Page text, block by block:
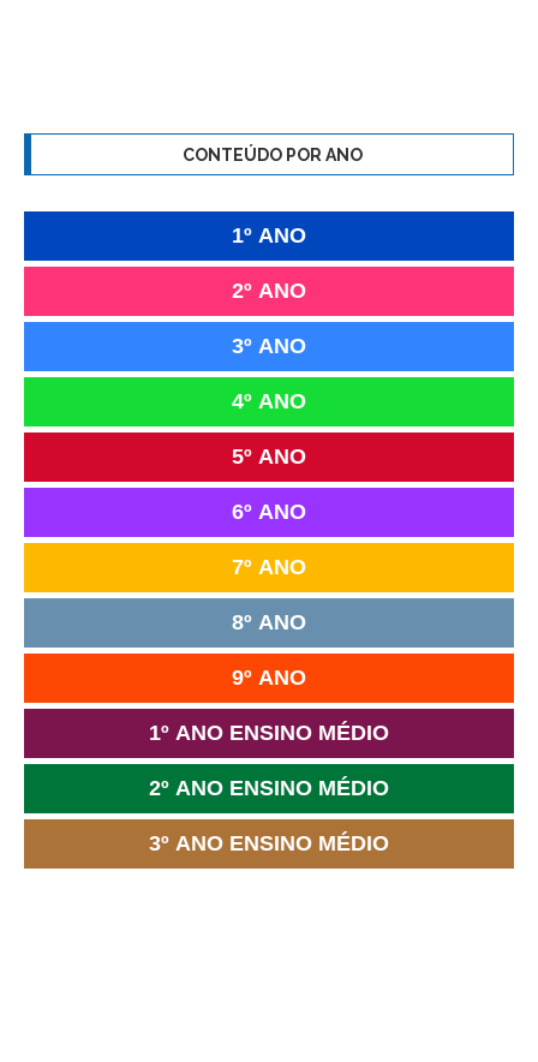
CONTEÚDO POR ANO
1º ANO
2º ANO
3º ANO
4º ANO
5º ANO
6º ANO
7º ANO
8º ANO
9º ANO
1º ANO ENSINO MÉDIO
2º ANO ENSINO MÉDIO
3º ANO ENSINO MÉDIO